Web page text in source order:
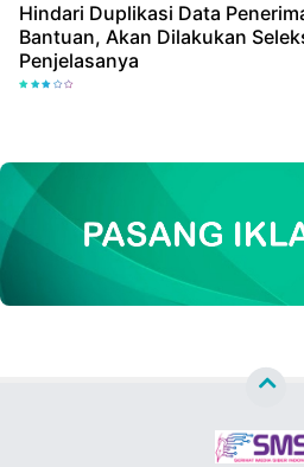
Hindari Duplikasi Data
Bantuan, Akan Dilakukan
Penjelasanya